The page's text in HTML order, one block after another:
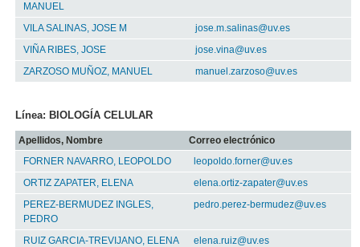
MANUEL
VILA SALINAS, JOSE M
jose.m.salinas@uv.es
VIÑA RIBES, JOSE
jose.vina@uv.es
ZARZOSO MUÑOZ, MANUEL
manuel.zarzoso@uv.es
Línea: BIOLOGÍA CELULAR
Apellidos, Nombre
Correo electrónico
FORNER NAVARRO, LEOPOLDO
leopoldo.forner@uv.es
ORTIZ ZAPATER, ELENA
elena.ortiz-zapater@uv.es
PEREZ-BERMUDEZ INGLES,
PEDRO
pedro.perez-bermudez@uv.es
RUIZ GARCIA-TREVIJANO, ELENA elena.ruiz@uv.es